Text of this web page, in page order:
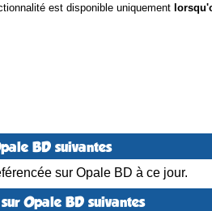
est disponible uniquement
BD suivantes
sur Opale BD à ce jour.
Opale BD suivantes